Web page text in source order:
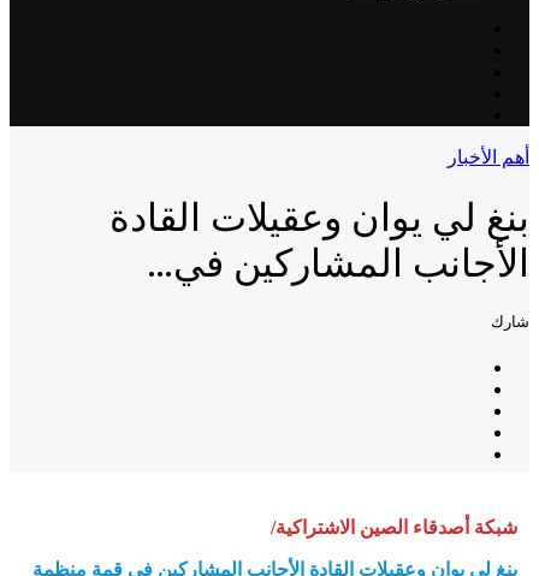
أهم الأخبار
بنغ لي يوان وعقيلات القادة
الأجانب المشاركين في…
شارك
شبكة أصدقاء الصين الاشتراكية/
بنغ لي يوان وعقيلات القادة الأجانب المشاركين في قمة منظمة